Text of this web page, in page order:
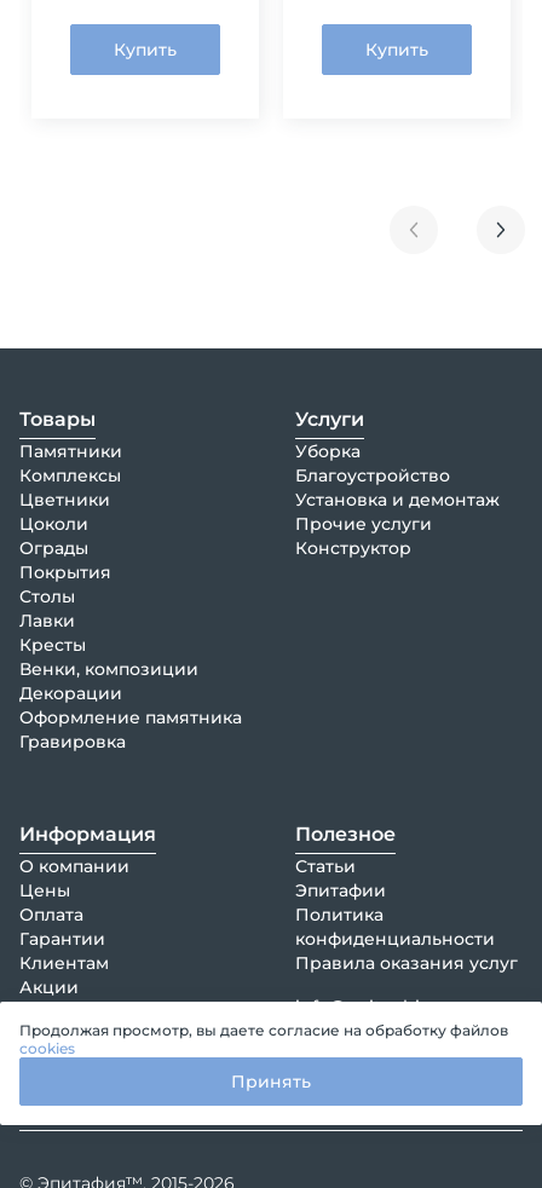
Купить Купить
Товары
Памятники
Комплексы
Цветники
Цоколи
Ограды
Покрытия
Столы
Лавки
Кресты
Венки, композиции
Декорации
Оформление памятника
Гравировка
Услуги
Уборка
Благоустройство
Установка и демонтаж
Прочие услуги
Конструктор
Информация
О компании
Цены
Оплата
Гарантии
Клиентам
Акции
Контакты
Полезное
Статьи
Эпитафии
Политика
конфиденциальности
Правила оказания услуг
info@epitaphia.ru
+7 (495) 161-73-37
© Эпитафия™, 2015-2026
Продолжая просмотр, вы даете согласие на обработку файлов
cookies
Принять